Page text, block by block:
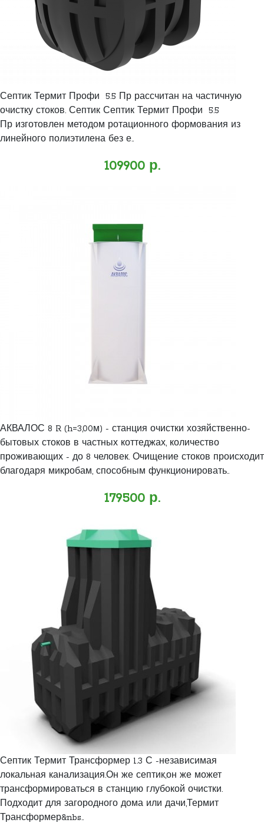
Септик Термит Профи 5.5 Пр рассчитан на частичную
очистку стоков. Септик Септик Термит Профи 5.5
Пр изготовлен методом ротационного формования из
линейного полиэтилена без е..
109900 р.
АКВАЛОС 8 R (h=3,00м) - станция очистки хозяйственно-
бытовых стоков в частных коттеджах, количество
проживающих - до 8 человек. Очищение стоков происходит
благодаря микробам, способным функционировать..
179500 р.
Септик Термит Трансформер 1.3 С -независимая
локальная канализация.Он же септик,он же может
трансформироваться в станцию глубокой очистки.
Подходит для загородного дома или дачи,Термит
Трансформер&nbs..